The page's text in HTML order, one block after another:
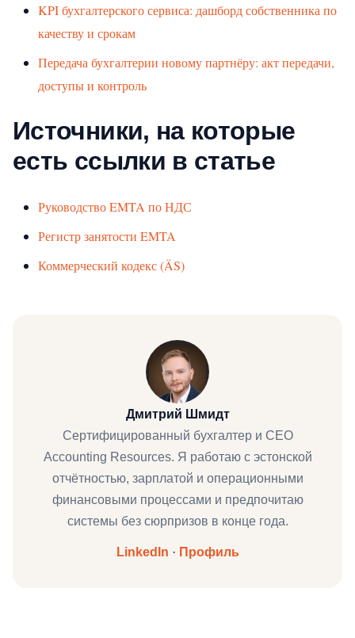
KPI бухгалтерского сервиса: дашборд собственника по
качеству и срокам
Передача бухгалтерии новому партнёру: акт передачи,
доступы и контроль
Источники, на которые
есть ссылки в статье
Руководство EMTA по НДС
Регистр занятости EMTA
Коммерческий кодекс (ÄS)
Дмитрий Шмидт
Сертифицированный бухгалтер и CEO
Accounting Resources. Я работаю с эстонской
отчётностью, зарплатой и операционными
финансовыми процессами и предпочитаю
системы без сюрпризов в конце года.
LinkedIn · Профиль